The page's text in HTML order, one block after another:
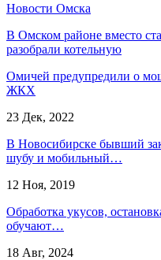
Новости Омска
В Омском районе вместо
разобрали котельную
Омичей предупредили о
ЖКХ
23 Дек, 2022
В Новосибирске бывший
шубу и мобильный…
12 Ноя, 2019
Обработка укусов,
обучают…
18 Авг, 2024